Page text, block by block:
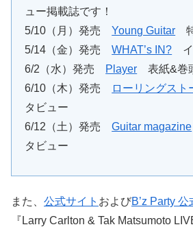
ュー掲載誌です！
5/10（月）発売Young Guitar
5/14（金）発売WHAT’s IN? イ
6/2（水）発売
Player 表紙&巻
6/10（木）発売
ローリングスト
タビュー
6/12（土）発売Guitar magazine
タビュー
また、 公式サイト およびB’z Party 公
『Larry Carlton & Tak Matsumoto